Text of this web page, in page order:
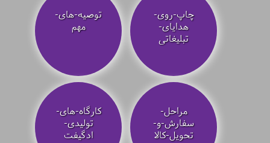
چاپ-روی-
هدایای-
تبلیغاتی
توصیه‌-های-
مهم
مراحل-
سفارش-و-
تحویل-کالا
کارگاه-های-
تولیدی-
ادگیفت